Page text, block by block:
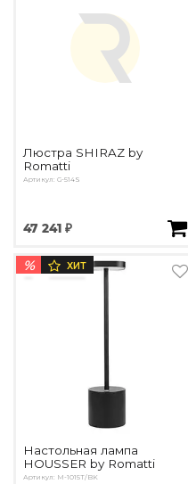
Люстра SHIRAZ by
Romatti
Артикул: G-514S
47 241 ₽
% ХИТ
Настольная лампа
HOUSSER by Romatti
Артикул: M-1015T/BK